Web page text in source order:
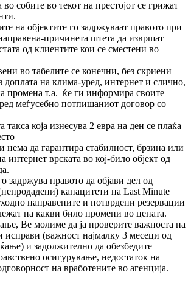
во собите во текот на престојот се грижат
на објектите го задржуваат правото при
причинета штета да извршат
од клиентите кои се сместени во
во табелите се конечни, без скриени
доплата на клима-уред, интернет и слично,
промена т.а. ќе ги информира своите
меѓусебно потпишаниот договор со
такса која изнесува 2 евра на ден се плаќа
нема да гарантира стабилност, брзина или
интернет врската во кој-било објект од
задржува правото да објави дел од
капацитети на Last Minute
направените и потврдени резервации
на какви било промени во цената.
Ве молиме да ја проверите важноста на
исправи (важност најмалку 3 месеци од
и задолжително да обезбедите
осигурување, недостаток на
на вработените во агенција.